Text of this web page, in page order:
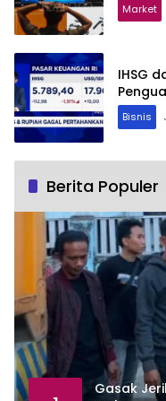
Market
IHSG
Bisnis
Berita Populer
Gasak